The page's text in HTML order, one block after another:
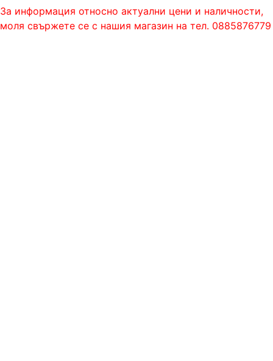
За информация относно актуални цени и наличности,
моля свържете се с нашия магазин на тел. 0885876779